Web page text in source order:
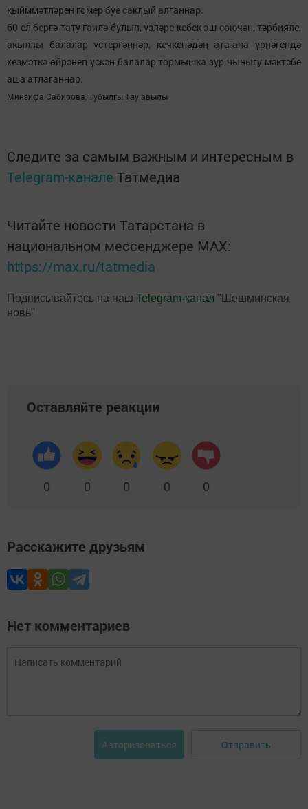
кыйммәтләрен гомер буе саклый алганнар.
60 ел бергә тату гаилә булып, үзләре кебек эш сөючән, тәрбияле,
акыллы балалар үстергәннәр, кечкенәдән ата-ана үрнәгендә
хезмәткә өйрәнеп үскән балалар тормышка зур чыныгу мәктәбе
аша атлаганнар.
Минзифа Сабирова, Тубылгы Тау авылы
Следите за самым важным и интересным в
Telegram-канале Татмедиа
Читайте новости Татарстана в
национальном мессенджере MАХ:
https://max.ru/tatmedia
Подписывайтесь на наш Telegram-канал "Шешминская
новь"
Оставляйте реакции
0 0 0 0 0
Расскажите друзьям
Нет комментариев
Авторизоваться Отправить